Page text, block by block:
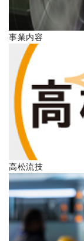
事業内容
高松流技